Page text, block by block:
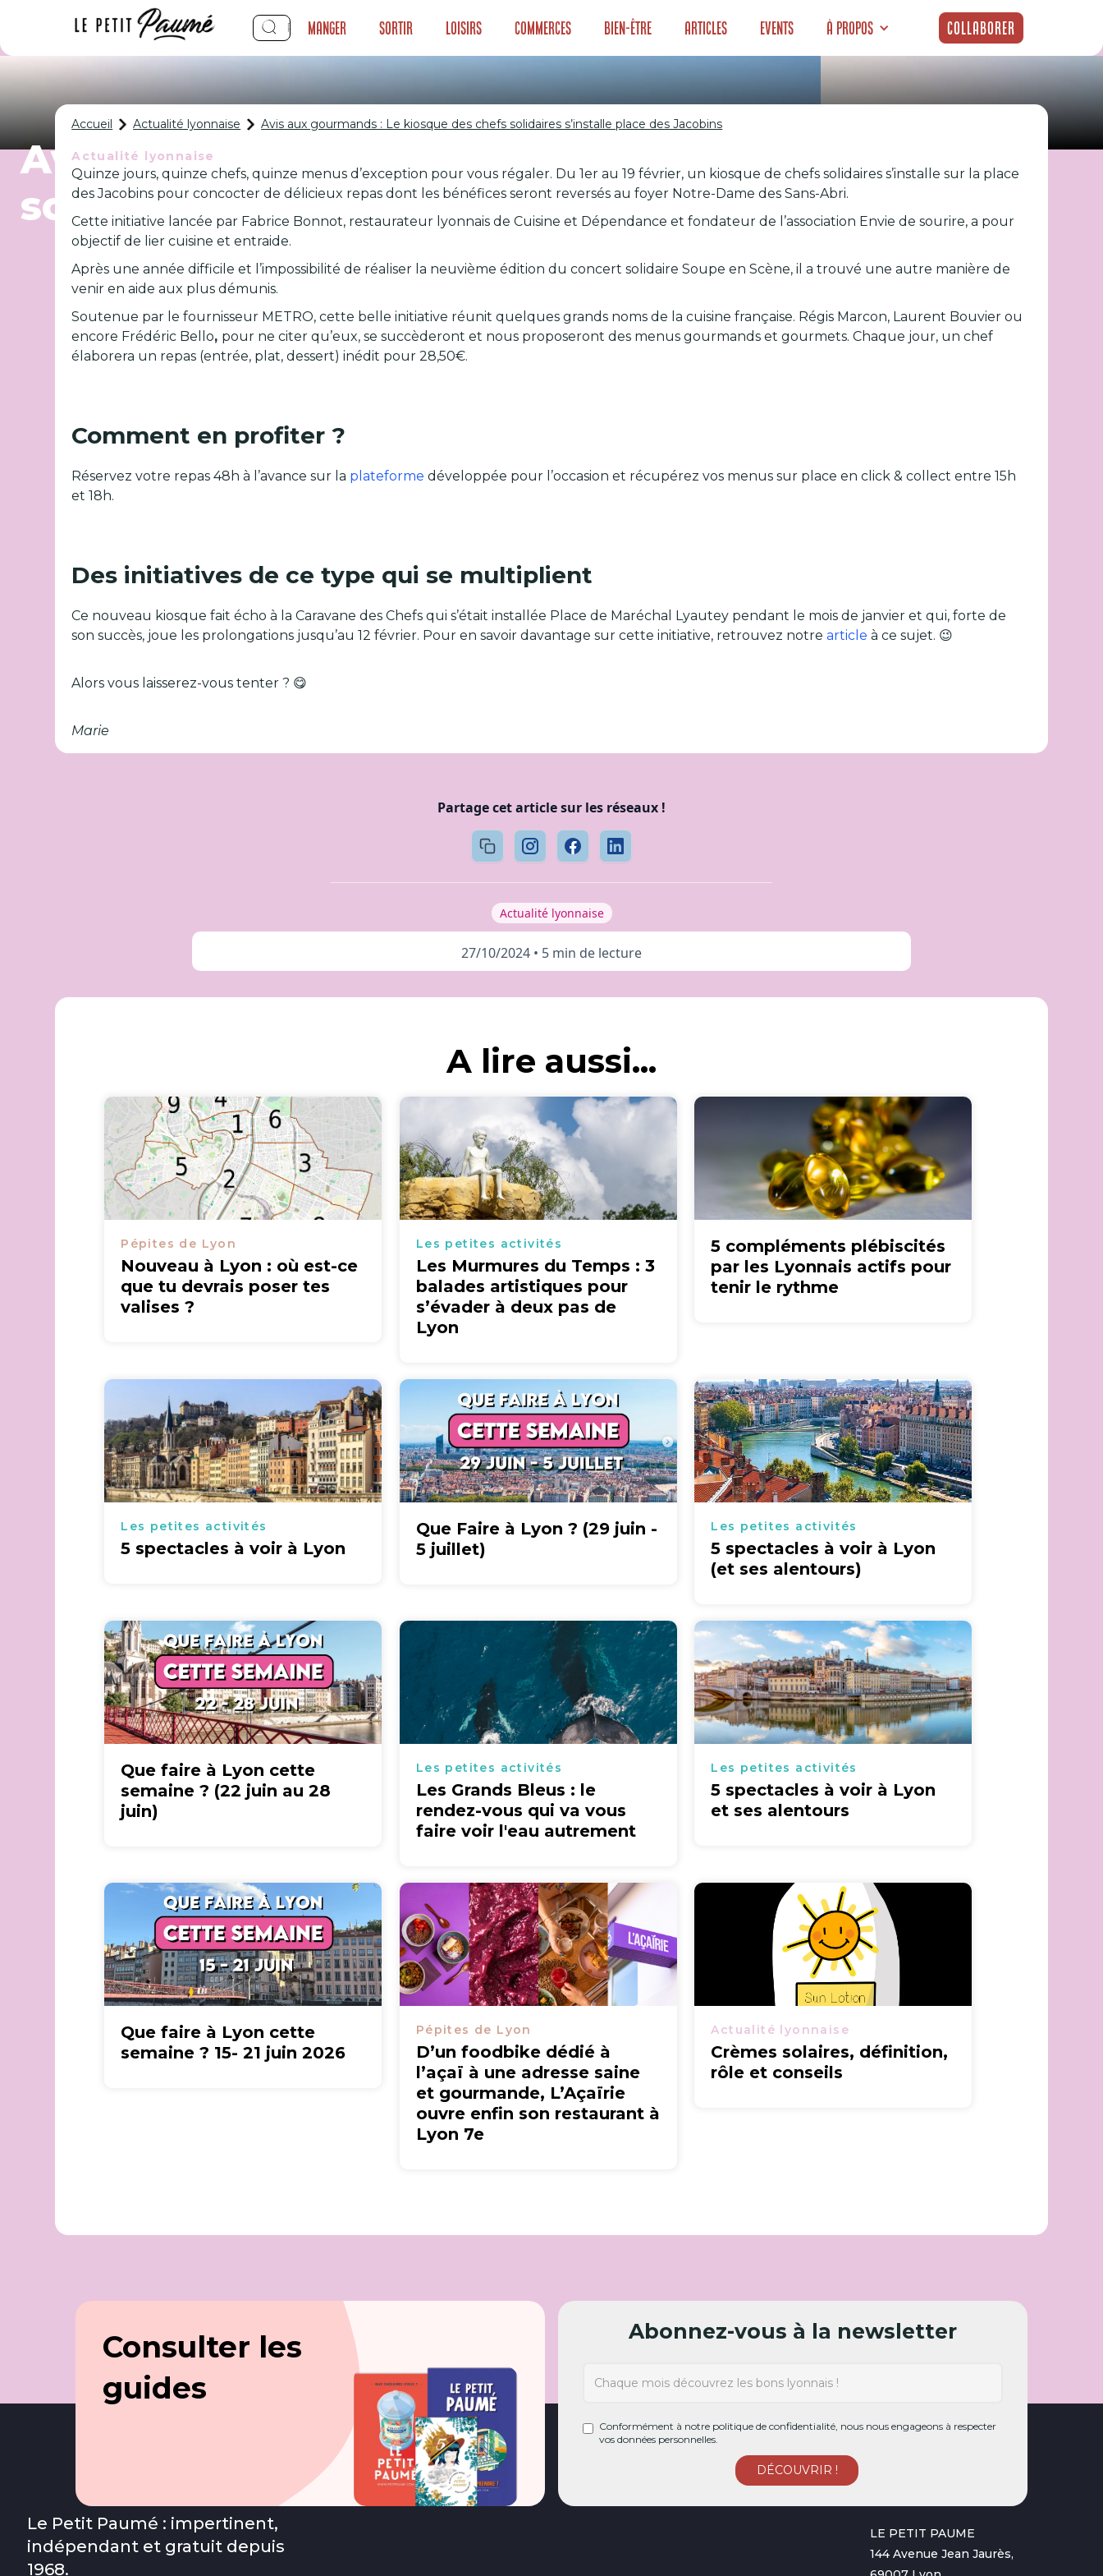
Manger Sortir Loisirs Commerces Bien-être Articles Events À propos Collaborer
Avis aux gourmands : Le kiosque des chefs
solidaires s’installe place des Jacobins
Accueil Actualité lyonnaise Avis aux gourmands : Le kiosque des chefs solidaires s’installe place des Jacobins
Actualité lyonnaise
Quinze jours, quinze chefs, quinze menus d’exception pour vous régaler. Du 1er au 19 février, un kiosque de chefs solidaires s’installe sur la place
des Jacobins pour concocter de délicieux repas dont les bénéfices seront reversés au foyer Notre-Dame des Sans-Abri.
Cette initiative lancée par Fabrice Bonnot, restaurateur lyonnais de Cuisine et Dépendance et fondateur de l’association Envie de sourire, a pour
objectif de lier cuisine et entraide.
Après une année difficile et l’impossibilité de réaliser la neuvième édition du concert solidaire Soupe en Scène, il a trouvé une autre manière de
venir en aide aux plus démunis.
Soutenue par le fournisseur METRO, cette belle initiative réunit quelques grands noms de la cuisine française. Régis Marcon, Laurent Bouvier ou
encore Frédéric Bello, pour ne citer qu’eux, se succèderont et nous proposeront des menus gourmands et gourmets. Chaque jour, un chef
élaborera un repas (entrée, plat, dessert) inédit pour 28,50€.
Comment en profiter ?
Réservez votre repas 48h à l’avance sur la plateforme développée pour l’occasion et récupérez vos menus sur place en click & collect entre 15h
et 18h.
Des initiatives de ce type qui se multiplient
Ce nouveau kiosque fait écho à la Caravane des Chefs qui s’était installée Place de Maréchal Lyautey pendant le mois de janvier et qui, forte de
son succès, joue les prolongations jusqu’au 12 février. Pour en savoir davantage sur cette initiative, retrouvez notrearticle à ce sujet. 😉
Alors vous laisserez-vous tenter ? 😋
Marie
Partage cet article sur les réseaux !
Actualité lyonnaise
27/10/2024 • 5 min de lecture
A lire aussi...
Pépites de Lyon
Nouveau à Lyon : où est-ce
que tu devrais poser tes
valises ?
Les petites activités
Les Murmures du Temps : 3
balades artistiques pour
s’évader à deux pas de
Lyon
5 compléments plébiscités
par les Lyonnais actifs pour
tenir le rythme
Les petites activités
5 spectacles à voir à Lyon
Que Faire à Lyon ? (29 juin -
5 juillet)
Les petites activités
5 spectacles à voir à Lyon
(et ses alentours)
Que faire à Lyon cette
semaine ? (22 juin au 28
juin)
Les petites activités
Les Grands Bleus : le
rendez-vous qui va vous
faire voir l'eau autrement
Les petites activités
5 spectacles à voir à Lyon
et ses alentours
Que faire à Lyon cette
semaine ? 15- 21 juin 2026
Pépites de Lyon
D’un foodbike dédié à
l’açaï à une adresse saine
et gourmande, L’Açaïrie
ouvre enfin son restaurant à
Lyon 7e
Actualité lyonnaise
Crèmes solaires, définition,
rôle et conseils
Consulter les
guides
Abonnez-vous à la newsletter
Conformément à notre politique de confidentialité, nous nous engageons à respecter
vos données personnelles.
Le Petit Paumé : impertinent,
indépendant et gratuit depuis
1968.
LE PETIT PAUME
144 Avenue Jean Jaurès,